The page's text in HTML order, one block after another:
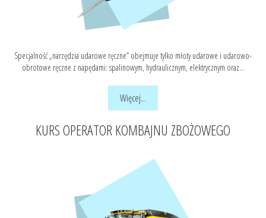
Specjalność „narzędzia udarowe ręczne” obejmuje tylko młoty udarowe i udarowo-
obrotowe ręczne z napędami: spalinowym, hydraulicznym, elektrycznym oraz...
Więcej...
KURS OPERATOR KOMBAJNU ZBOŻOWEGO